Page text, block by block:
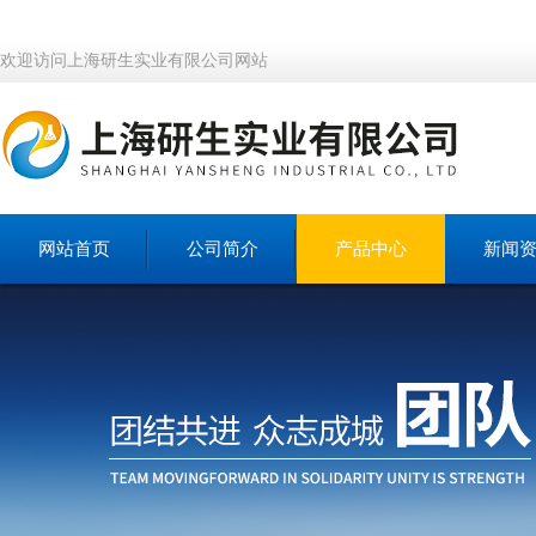
欢迎访问上海研生实业有限公司网站
网站首页 公司简介 产品中心 新闻